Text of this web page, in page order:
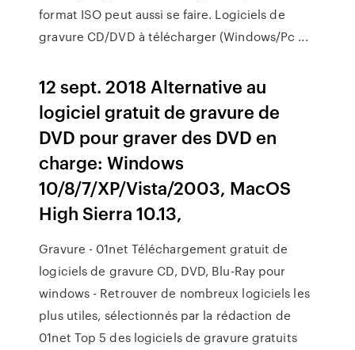
format ISO peut aussi se faire. Logiciels de
gravure CD/DVD à télécharger (Windows/Pc ...
12 sept. 2018 Alternative au
logiciel gratuit de gravure de
DVD pour graver des DVD en
charge: Windows
10/8/7/XP/Vista/2003, MacOS
High Sierra 10.13,
Gravure - 01net Téléchargement gratuit de
logiciels de gravure CD, DVD, Blu-Ray pour
windows - Retrouver de nombreux logiciels les
plus utiles, sélectionnés par la rédaction de
01net Top 5 des logiciels de gravure gratuits